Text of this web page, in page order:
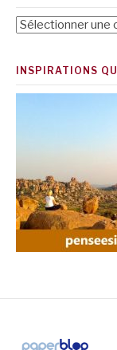
Catégories
INSPIRATIONS